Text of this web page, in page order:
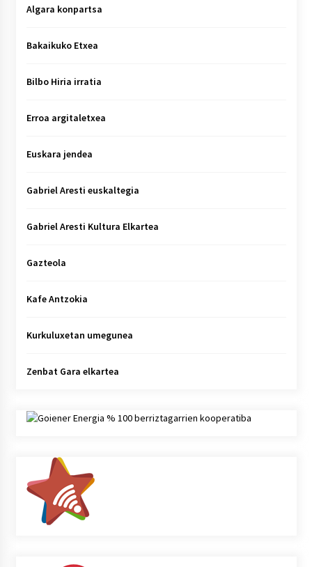
Algara konpartsa
Bakaikuko Etxea
Bilbo Hiria irratia
Erroa argitaletxea
Euskara jendea
Gabriel Aresti euskaltegia
Gabriel Aresti Kultura Elkartea
Gazteola
Kafe Antzokia
Kurkuluxetan umegunea
Zenbat Gara elkartea